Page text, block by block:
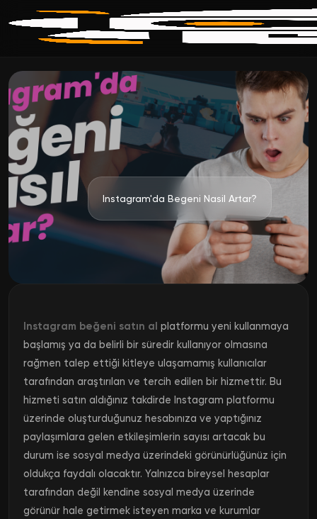
Instagram'da Begeni Nasil Artar?
Instagram beğeni satın al platformu yeni kullanmaya
başlamış ya da belirli bir süredir kullanıyor olmasına
rağmen talep ettiği kitleye ulaşamamış kullanıcılar
tarafından araştırılan ve tercih edilen bir hizmettir. Bu
hizmeti satın aldığınız takdirde Instagram platformu
üzerinde oluşturduğunuz hesabınıza ve yaptığınız
paylaşımlara gelen etkileşimlerin sayısı artacak bu
durum ise sosyal medya üzerindeki görünürlüğünüz için
oldukça faydalı olacaktır. Yalnızca bireysel hesaplar
tarafından değil kendine sosyal medya üzerinde
görünür hale getirmek isteyen marka ve kurumlar